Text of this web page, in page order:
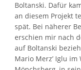
Boltanski. Dafür
an diesem Projekt
spät. Bei näherer
erschien mir nach
auf Boltanski
Mario Merz’ Iglu im